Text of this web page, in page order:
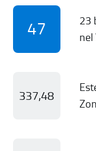
47
23
nel
337,48